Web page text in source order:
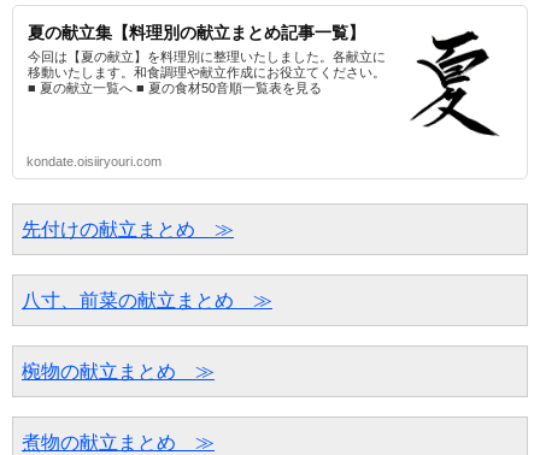
夏の献立集【料理別の献立まとめ記事一覧】
今回は【夏の献立】を料理別に整理いたしました。各献立に
移動いたします。和食調理や献立作成にお役立てください。
■ 夏の献立一覧へ ■ 夏の食材50音順一覧表を見る
kondate.oisiiryouri.com
先付けの献立まとめ　≫
八寸、前菜の献立まとめ　≫
椀物の献立まとめ　≫
煮物の献立まとめ　≫